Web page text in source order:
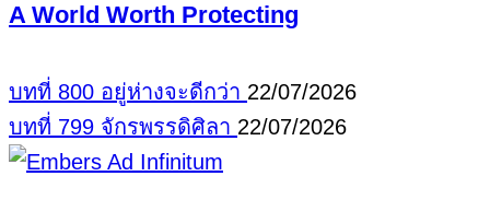
A World Worth Protecting
บทที่ 800 อยู่ห่างจะดีกว่า 22/07/2026
บทที่ 799 จักรพรรดิศิลา 22/07/2026